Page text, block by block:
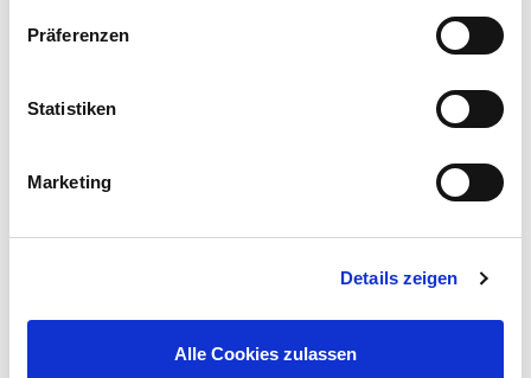
Präferenzen
Statistiken
Marketing
Details zeigen
Alle Cookies zulassen